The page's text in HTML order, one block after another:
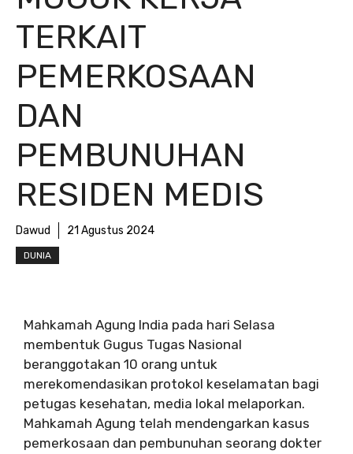
TERKAIT
PEMERKOSAAN
DAN
PEMBUNUHAN
RESIDEN MEDIS
Dawud 21 Agustus 2024
DUNIA
Mahkamah Agung India pada hari Selasa
membentuk Gugus Tugas Nasional
beranggotakan 10 orang untuk
merekomendasikan protokol keselamatan bagi
petugas kesehatan, media lokal melaporkan.
Mahkamah Agung telah mendengarkan kasus
pemerkosaan dan pembunuhan seorang dokter